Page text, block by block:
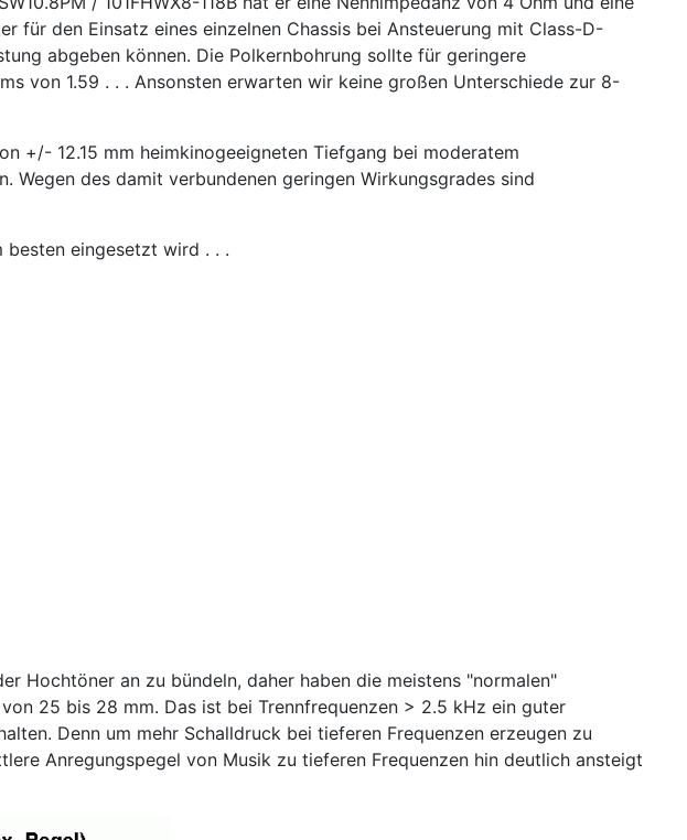
für den Einsatz eines einzelnen Chassis bei Ansteuerung mit Class-D-
abgeben können. Die Polkernbohrung sollte für geringere
von 1.59 . . . Ansonsten erwarten wir keine großen Unterschiede zur 8-
+/- 12.15 mm heimkinogeeigneten Tiefgang bei moderatem
des damit verbundenen geringen Wirkungsgrades sind
besten eingesetzt wird . . .
Hochtöner an zu bündeln, daher haben die meistens "normalen"
25 bis 28 mm. Das ist bei Trennfrequenzen > 2.5 kHz ein guter
Denn um mehr Schalldruck bei tieferen Frequenzen erzeugen zu
Anregungspegel von Musik zu tieferen Frequenzen hin deutlich ansteigt